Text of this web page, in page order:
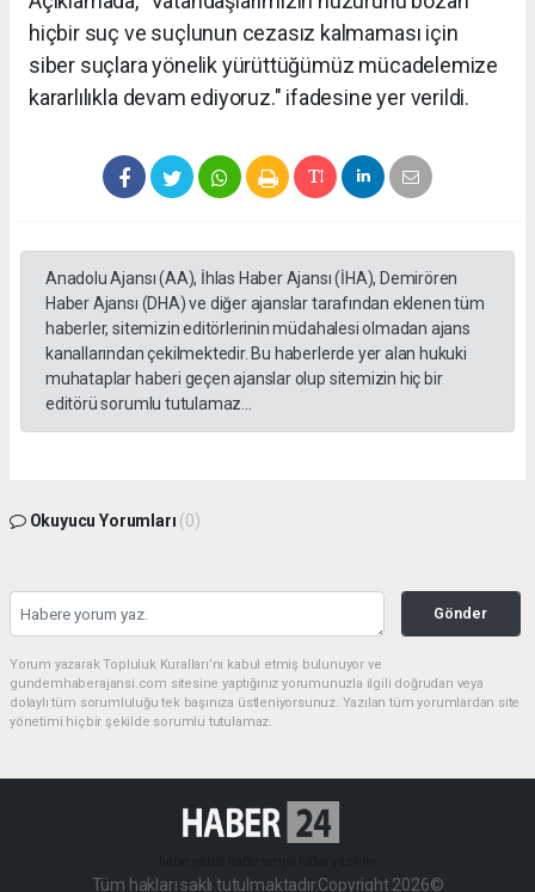
hiçbir suç ve suçlunun cezasız kalmaması için
siber suçlara yönelik yürüttüğümüz mücadelemize
kararlılıkla devam ediyoruz." ifadesine yer verildi.
Anadolu Ajansı (AA), İhlas Haber Ajansı (İHA), Demirören
Haber Ajansı (DHA) ve diğer ajanslar tarafından eklenen tüm
haberler, sitemizin editörlerinin müdahalesi olmadan ajans
kanallarından çekilmektedir. Bu haberlerde yer alan hukuki
muhataplar haberi geçen ajanslar olup sitemizin hiç bir
editörü sorumlu tutulamaz...
Okuyucu Yorumları (0)
Gönder
Yorum yazarak Topluluk Kuralları’nı kabul etmiş bulunuyor ve
gundemhaberajansi.com sitesine yaptığınız yorumunuzla ilgili doğrudan veya
dolaylı tüm sorumluluğu tek başınıza üstleniyorsunuz. Yazılan tüm yorumlardan site
yönetimi hiçbir şekilde sorumlu tutulamaz.
Tüm hakları saklı tutulmaktadır.Copyright 2026©